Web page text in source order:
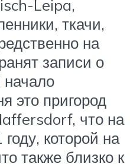
Leipa,
ткачи,
на
записи о
это пригород
что на
которой на
также близко к